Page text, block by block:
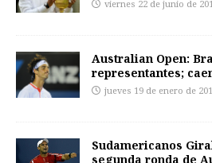
viernes 22 de junio de
Australian Open:
representantes;
jueves 19 de enero de
Sudamericanos
segunda ronda de